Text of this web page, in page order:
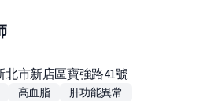
北市新店區寶強路41號
高血脂 肝功能異常